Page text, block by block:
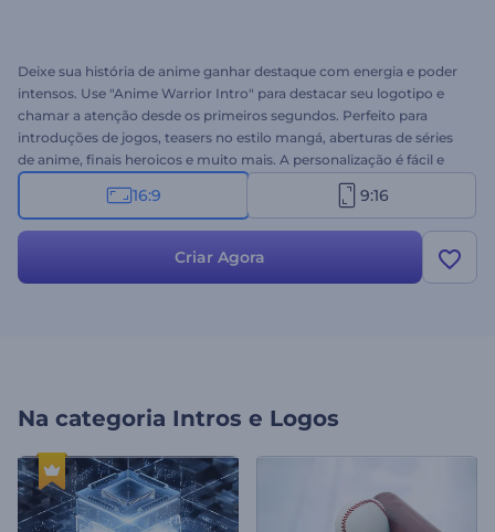
Deixe sua história de anime ganhar destaque com energia e poder
intensos. Use "Anime Warrior Intro" para destacar seu logotipo e
chamar a atenção desde os primeiros segundos. Perfeito para
introduções de jogos, teasers no estilo mangá, aberturas de séries
de anime, finais heroicos e muito mais. A personalização é fácil e
rápida: carregue seu logotipo, digite sua mensagem e escolha uma
faixa musical correspondente. Crie agora e faça seu conteúdo
16:9 9:16
Criar Agora
Na categoria Intros e Logos